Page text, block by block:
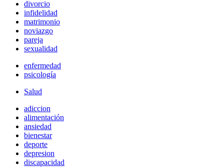
divorcio
infidelidad
matrimonio
noviazgo
pareja
sexualidad
enfermedad
psicología
Salud
adiccion
alimentación
ansiedad
bienestar
deporte
depresion
discapacidad